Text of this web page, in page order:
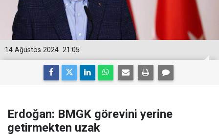
21:05
14 Ağustos 2024
Erdoğan: BMGK görevini yerine
getirmekten uzak